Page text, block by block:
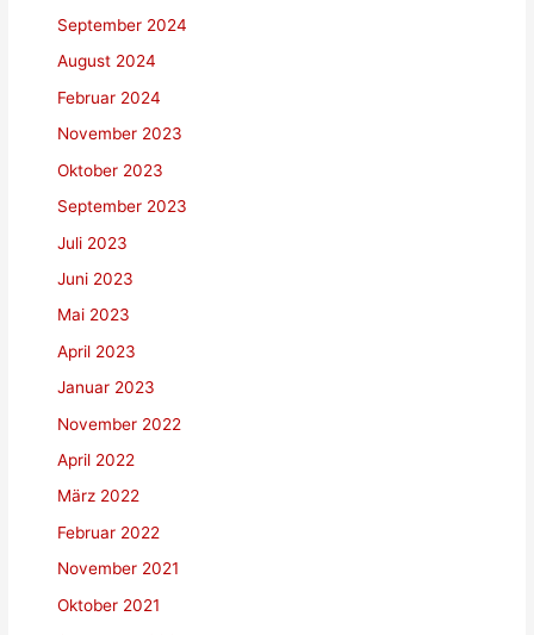
September 2024
August 2024
Februar 2024
November 2023
Oktober 2023
September 2023
Juli 2023
Juni 2023
Mai 2023
April 2023
Januar 2023
November 2022
April 2022
März 2022
Februar 2022
November 2021
Oktober 2021